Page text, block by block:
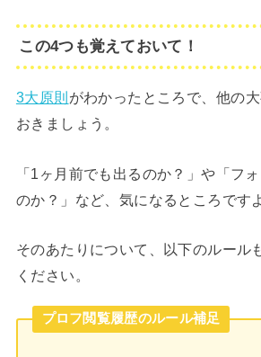
この4つも覚えておいて！
3大原則がわかったところで、他の
おきましょう。
「1ヶ月前でも出るのか？」や「フ
のか？」など、気になるところです
そのあたりについて、以下のルール
ください。
プロフ閲覧履歴のルール補足